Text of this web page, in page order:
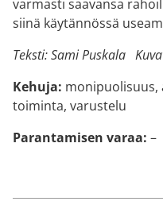
varmasti saavansa
siinä käytännössä
Teksti: Sami Puskala
Kehuja:
toiminta, varustelu
Parantamisen varaa: –